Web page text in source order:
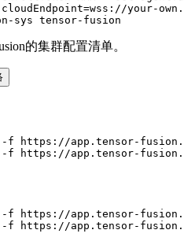
your-
sys
tensor-fusion
的集群配置清单。
-f https://app.tensor-
-f https://app.tensor-
-f https://app.tensor-
-f https://app.tensor-